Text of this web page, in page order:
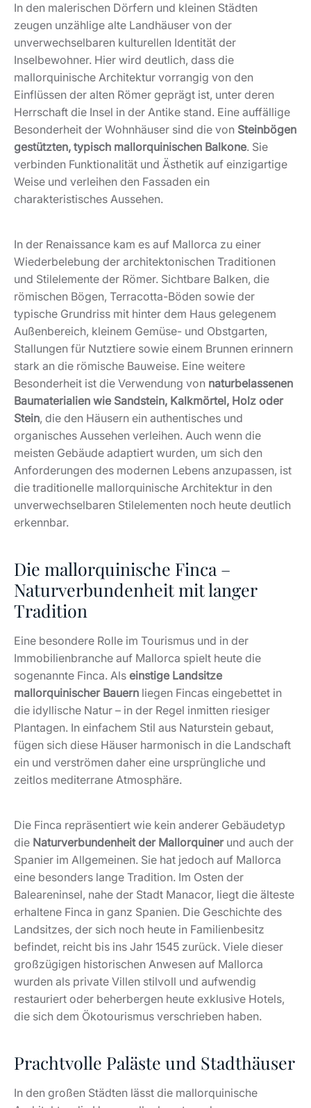
In den malerischen Dörfern und kleinen Städten
zeugen unzählige alte Landhäuser von der
unverwechselbaren kulturellen Identität der
Inselbewohner. Hier wird deutlich, dass die
mallorquinische Architektur vorrangig von den
Einflüssen der alten Römer geprägt ist, unter deren
Herrschaft die Insel in der Antike stand. Eine auffällige
Besonderheit der Wohnhäuser sind die von Steinbögen
gestützten, typisch mallorquinischen Balkone. Sie
verbinden Funktionalität und Ästhetik auf einzigartige
Weise und verleihen den Fassaden ein
charakteristisches Aussehen.
In der Renaissance kam es auf Mallorca zu einer
Wiederbelebung der architektonischen Traditionen
und Stilelemente der Römer. Sichtbare Balken, die
römischen Bögen, Terracotta-Böden sowie der
typische Grundriss mit hinter dem Haus gelegenem
Außenbereich, kleinem Gemüse- und Obstgarten,
Stallungen für Nutztiere sowie einem Brunnen erinnern
stark an die römische Bauweise. Eine weitere
Besonderheit ist die Verwendung von naturbelassenen
Baumaterialien wie Sandstein, Kalkmörtel, Holz oder
Stein, die den Häusern ein authentisches und
organisches Aussehen verleihen. Auch wenn die
meisten Gebäude adaptiert wurden, um sich den
Anforderungen des modernen Lebens anzupassen, ist
die traditionelle mallorquinische Architektur in den
unverwechselbaren Stilelementen noch heute deutlich
erkennbar.
Die mallorquinische Finca –
Naturverbundenheit mit langer
Tradition
Eine besondere Rolle im Tourismus und in der
Immobilienbranche auf Mallorca spielt heute die
sogenannte Finca. Als einstige Landsitze
mallorquinischer Bauern liegen Fincas eingebettet in
die idyllische Natur – in der Regel inmitten riesiger
Plantagen. In einfachem Stil aus Naturstein gebaut,
fügen sich diese Häuser harmonisch in die Landschaft
ein und verströmen daher eine ursprüngliche und
zeitlos mediterrane Atmosphäre.
Die Finca repräsentiert wie kein anderer Gebäudetyp
die Naturverbundenheit der Mallorquinerund auch der
Spanier im Allgemeinen. Sie hat jedoch auf Mallorca
eine besonders lange Tradition. Im Osten der
Baleareninsel, nahe der Stadt Manacor, liegt die älteste
erhaltene Finca in ganz Spanien. Die Geschichte des
Landsitzes, der sich noch heute in Familienbesitz
befindet, reicht bis ins Jahr 1545 zurück. Viele dieser
großzügigen historischen Anwesen auf Mallorca
wurden als private Villen stilvoll und aufwendig
restauriert oder beherbergen heute exklusive Hotels,
die sich dem Ökotourismus verschrieben haben.
Prachtvolle Paläste und Stadthäuser
In den großen Städten lässt die mallorquinische